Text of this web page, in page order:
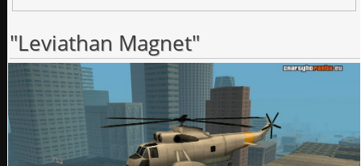
"Leviathan Magnet"